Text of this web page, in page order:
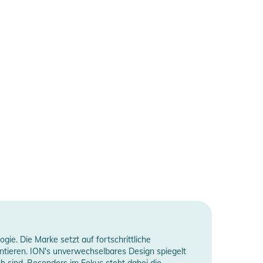
Die Marke setzt auf fortschrittliche
ION's unverwechselbares Design spiegelt